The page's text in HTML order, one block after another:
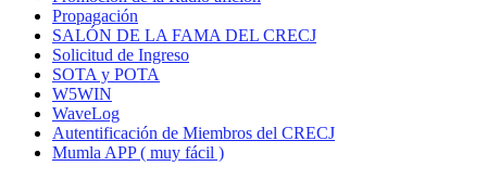
Propagación
SALÓN DE LA FAMA DEL CRECJ
Solicitud de Ingreso
SOTA y POTA
W5WIN
WaveLog
Autentificación de Miembros del CRECJ
Mumla APP ( muy fácil )